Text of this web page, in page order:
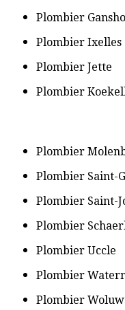
​Plombier
​Plombier Ixelles
​Plombier Jette
​Plombier
​Plombier
​Plombier Saint-
​Plombier Saint-
​Plombier
​Plombier Uccle
​Plombier
​Plombier